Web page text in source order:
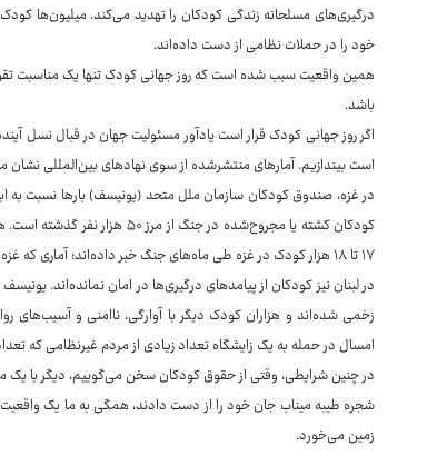
درگیری‌های مسلحانه زندگی کودکان را تهدید می‌کند. میلیون‌ها
خود را در حملات نظامی از دست داده‌اند.
همین واقعیت سبب شده است که روز جهانی کودک تنها یک مناسبت
باشد.
اگر روز جهانی کودک قرار است یادآور مسئولیت جهان در قبال نسل
است بیندازیم. آمارهای منتشرشده از سوی نهادهای بین‌المللی
کودکان کشته یا مجروح‌شده در
۱۷ تا ۱۸ هزار کودک در غزه طی ماه‌های جنگ خبر داده‌اند؛ آماری که غزه را به یکی از خطرناک‌ترین نقاط جهان برای کودکان تبدیل کرده است.
در لبنان نیز کودکان از پیامدهای درگیری‌ها در امان نمانده‌اند.
زخمی شده‌اند و هزاران کودک دیگر با آوارگی، ناامنی و
امسال در حمله به یک زایشگاه تعداد زیادی از مردم غیرنظامی که
در چنین شرایطی، وقتی از حقوق کودکان سخن می‌گوییم، دیگر با یک
شجره طیبه میناب جان خود را از دست دادند، همگی به ما یک واقعیت
زمین می‌خورد.